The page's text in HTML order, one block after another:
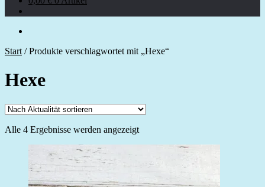
Start /Produkte verschlagwortet mit „Hexe“
Hexe
Alle 4 Ergebnisse werden angezeigtNach